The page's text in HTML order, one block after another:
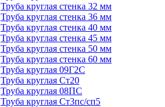
Труба круглая стенка 32 мм
Труба круглая стенка 36 мм
Труба круглая стенка 40 мм
Труба круглая стенка 45 мм
Труба круглая стенка 50 мм
Труба круглая стенка 60 мм
Труба круглая 09Г2С
Труба круглая Ст20
Труба круглая 08ПС
Труба круглая Ст3пс/сп5